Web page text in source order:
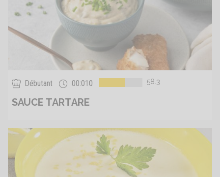
Débutant 00:010 58.3
SAUCE TARTARE